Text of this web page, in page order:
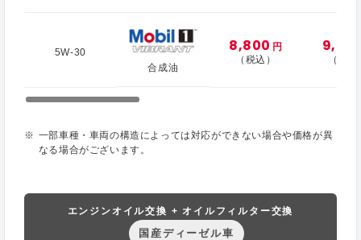
5W-30
合成油
8,800 円
（税込）
（税
一部車種・車両の構造によっては対応ができない場合や価格が異
なる場合がございます。
エンジンオイル交換 + オイルフィルター交換
国産ディーゼル車